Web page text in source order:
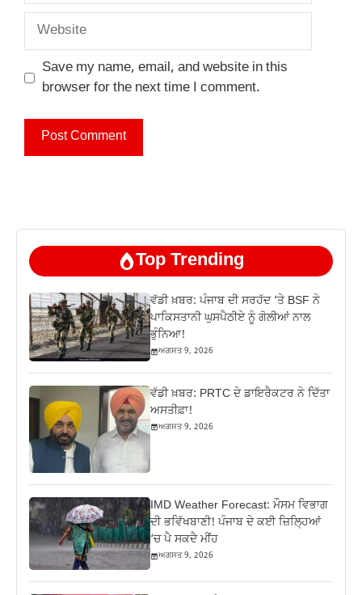
Website
Save my name, email, and website in this
browser for the next time I comment.
Top Trending
ਵੱਡੀ ਖ਼ਬਰ: ਪੰਜਾਬ ਦੀ ਸਰਹੱਦ ‘ਤੇ BSF ਨੇ
ਪਾਕਿਸਤਾਨੀ ਘੁਸਪੈਠੀਏ ਨੂੰ ਗੋਲੀਆਂ ਨਾਲ
ਭੁੰਨਿਆ!
ਅਗਸਤ 9, 2026
ਵੱਡੀ ਖ਼ਬਰ: PRTC ਦੇ ਡਾਇਰੈਕਟਰ ਨੇ ਦਿੱਤਾ
ਅਸਤੀਫ਼ਾ!
ਅਗਸਤ 9, 2026
IMD Weather Forecast: ਮੌਸਮ ਵਿਭਾਗ
ਦੀ ਭਵਿੱਖਬਾਣੀ! ਪੰਜਾਬ ਦੇ ਕਈ ਜ਼ਿਲ੍ਹਿਆਂ
‘ਚ ਪੈ ਸਕਦੈ ਮੀਂਹ
ਅਗਸਤ 9, 2026